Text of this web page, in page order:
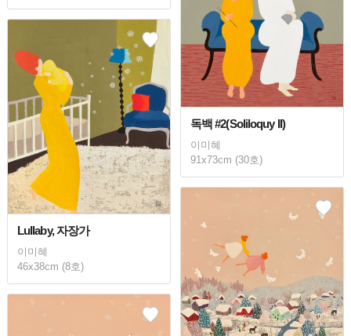
독백 #2(Soliloquy II)
이미혜
91x73cm (30호)
Lullaby, 자장가
이미혜
46x38cm (8호)